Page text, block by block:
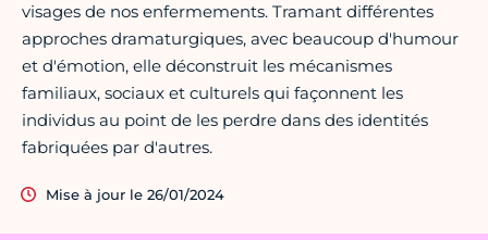
visages de nos enfermements. Tramant différentes
approches dramaturgiques, avec beaucoup d'humour
et d'émotion, elle déconstruit les mécanismes
familiaux, sociaux et culturels qui façonnent les
individus au point de les perdre dans des identités
fabriquées par d'autres.
Mise à jour le 26/01/2024